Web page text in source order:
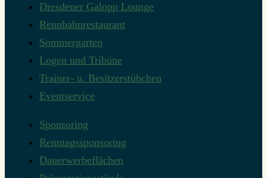
Dresdener Galopp Lounge
Rennbahnrestaurant
Sommergarten
Logen und Tribüne
Trainer- u. Besitzerstübchen
Eventservice
Sponsoring
Renntagssponsoring
Dauerwerbeflächen